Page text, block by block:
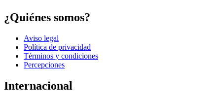
¿Quiénes somos?
Aviso legal
Política de privacidad
Términos y condiciones
Percepciones
Internacional